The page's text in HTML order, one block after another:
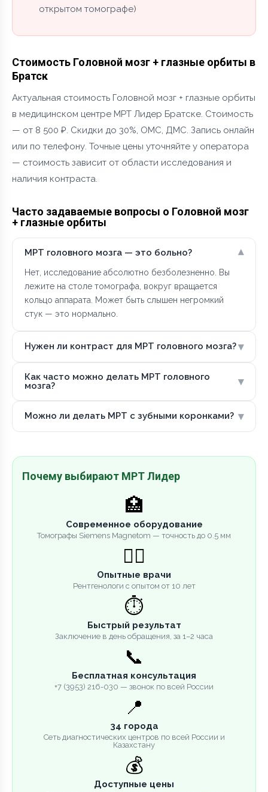
открытом томографе)
Стоимость Головной мозг + глазные орбиты в
Братск
Актуальная стоимость Головной мозг + глазные орбиты
в медицинском центре МРТ Лидер Братске. Стоимость
— от 8 500 ₽. Скидки до 30%, ОМС, ДМС. Запись онлайн
или по телефону. Точные цены уточняйте у оператора
— стоимость зависит от области исследования и
наличия контраста.
Часто задаваемые вопросы о Головной мозг
+ глазные орбиты
МРТ головного мозга — это больно? ▾
Нет, исследование абсолютно безболезненно. Вы
лежите на столе томографа, вокруг вращается
кольцо аппарата. Может быть слышен негромкий
стук — это нормально.
Нужен ли контраст для МРТ головного мозга?▾
Как часто можно делать МРТ головного
мозга?
▾
Можно ли делать МРТ с зубными коронками? ▾
Почему выбирают МРТ Лидер
🏥
Современное оборудование
Томографы Siemens Magnetom — точность до 0.5 мм
👨‍⚕️
Опытные врачи
Рентгенологи с опытом от 10 лет
⏱️
Быстрый результат
Заключение в день обращения, за 1–2 часа
📞
Бесплатная консультация
+7 (3953) 216-030 — звонок по всей России
📍
34 города
Сеть диагностических центров по всей России и
Казахстану
💰
Доступные цены